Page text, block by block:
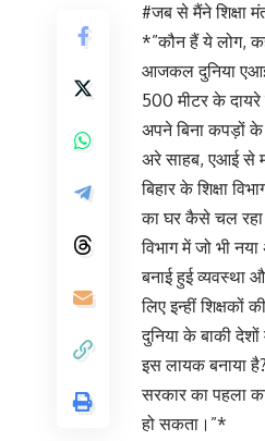
#जब से मैंने शिक्षा
*”कौन हैं ये लोग,
आजकल दुनिया एआई
500 मीटर के
अपने बिना कपड़ों के
अरे साहब, एआई से
बिहार के शिक्षा
का घर कैसे चल रहा
विभाग में जो भी
बनाई हुई व्यवस्था
लिए इन्हीं
दुनिया के बाकी
इस लायक बनाया
सरकार का पहला
हो सकता।”*